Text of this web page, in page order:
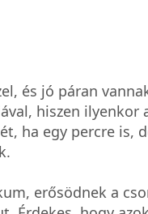
és jó páran
hiszen ilyenkor
ha egy percre is,
erősödnek a